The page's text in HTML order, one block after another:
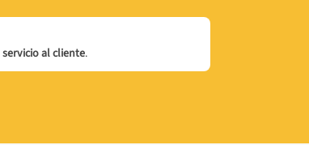
servicio al cliente.